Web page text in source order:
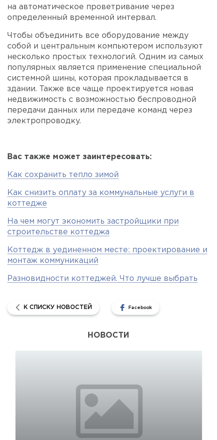
на автоматическое проветривание через
определенный временной интервал.
Чтобы объединить все оборудование между
собой и центральным компьютером используют
несколько простых технологий. Одним из самых
популярных является применение специальной
системной шины, которая прокладывается в
здании. Также все чаще проектируется новая
недвижимость с возможностью беспроводной
передачи данных или передаче команд через
электропроводку.
Вас также может заинтересовать:
Как сохранить тепло зимой
Как снизить оплату за коммунальные услуги в
коттедже
На чем могут экономить застройщики при
строительстве коттеджа
Коттедж в уединенном месте: проектирование и
монтаж коммуникаций
Разновидности коттеджей. Что лучше выбрать
К СПИСКУ НОВОСТЕЙ Facebook
НОВОСТИ